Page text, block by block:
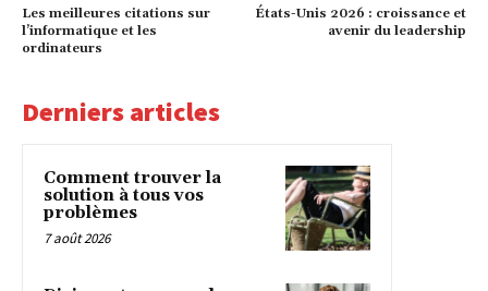
Les meilleures citations sur
l’informatique et les
ordinateurs
États-Unis 2026 : croissance et
avenir du leadership
Derniers articles
Comment trouver la
solution à tous vos
problèmes
7 août 2026